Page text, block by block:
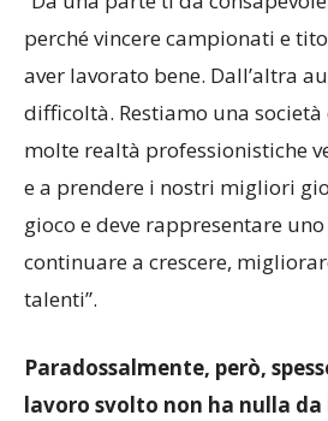
perché vincere campionati e
aver lavorato bene. Dall’altra
difficoltà. Restiamo una
molte realtà professionistiche
e a prendere i nostri migliori
gioco e deve rappresentare
continuare a crescere,
talenti”.
Paradossalmente, però,
lavoro svolto non ha nulla